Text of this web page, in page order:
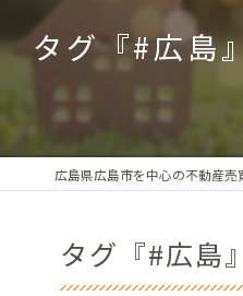
タグ『#広島
タグ『#広島